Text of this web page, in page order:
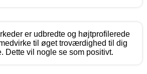
er udbredte og højtprofilerede
til øget troværdighed til dig
Dette vil nogle se som positivt.